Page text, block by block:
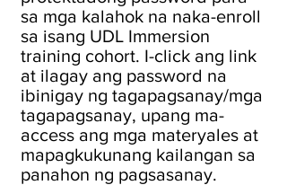
sa mga kalahok na naka-enroll
sa isang UDL Immersion
training cohort. I-click ang link
at ilagay ang password na
ibinigay ng tagapagsanay/mga
tagapagsanay, upang ma-
access ang mga materyales at
mapagkukunang kailangan sa
panahon ng pagsasanay.